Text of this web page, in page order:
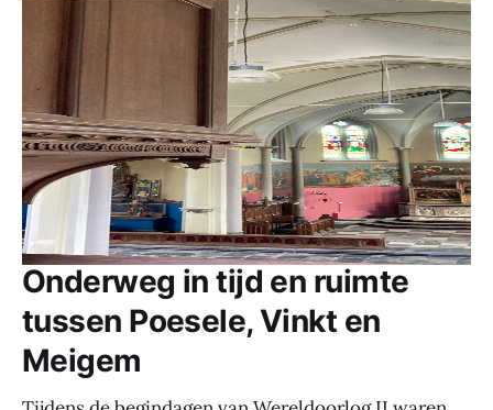
Onderweg in tijd en ruimte
tussen Poesele, Vinkt en
Meigem